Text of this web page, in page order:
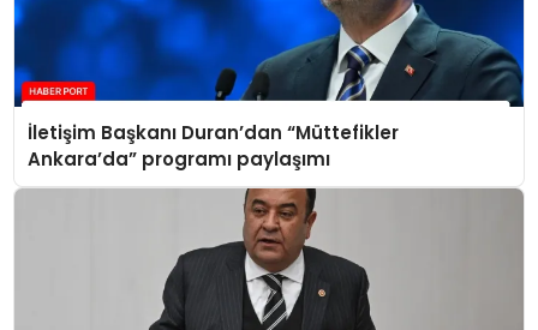
İletişim Başkanı Duran’dan “Müttefikler
Ankara’da” programı paylaşımı